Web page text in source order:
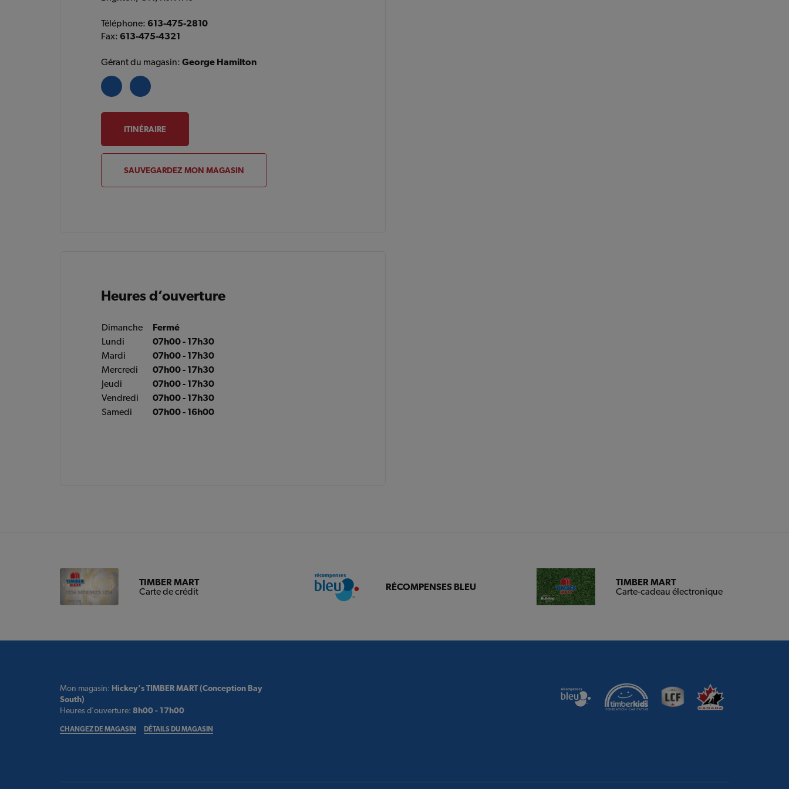
Téléphone: 613-475-2810
Fax: 613-475-4321
Gérant du magasin:George Hamilton
ITINÉRAIRE
SAUVEGARDEZ MON MAGASIN
Heures d’ouverture
Dimanche
Fermé
Lundi
07h00 - 17h30
Mardi
07h00 - 17h30
Mercredi
07h00 - 17h30
Jeudi
07h00 - 17h30
Vendredi
07h00 - 17h30
Samedi
07h00 - 16h00
TIMBER MART
Carte de crédit
RÉCOMPENSES BLEU
TIMBER MART
Carte-cadeau électronique
Mon magasin: Hickey's TIMBER MART (Conception Bay
South)
Heures d'ouverture: 8h00 - 17h00
CHANGEZ DE MAGASIN DÉTAILS DU MAGASIN